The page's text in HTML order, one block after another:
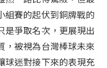
組賽的起伏到銅牌戰的
是爭取名次，更展現出
，被視為台灣棒球未來
球迷對接下來的表現充